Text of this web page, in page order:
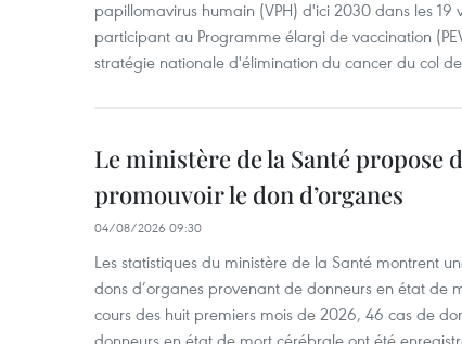
papillomavirus humain (VPH) d'ici 2030 dans les 19
participant au Programme élargi de vaccination
stratégie nationale d'élimination du cancer du col
Le ministère de la Santé propose
promouvoir le don d’organes
04/08/2026 09:30
Les statistiques du ministère de la Santé montrent
dons d’organes provenant de donneurs en état de
cours des huit premiers mois de 2026, 46 cas de
donneurs en état de mort cérébrale ont été